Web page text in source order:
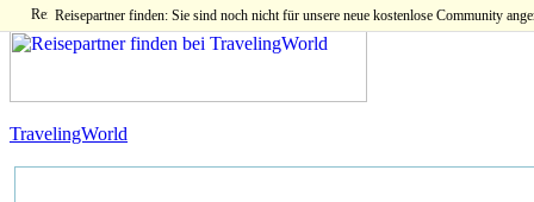
Reisepartner finden: Sie sind noch nicht für unsere neue kostenlose Community
TravelingWorld